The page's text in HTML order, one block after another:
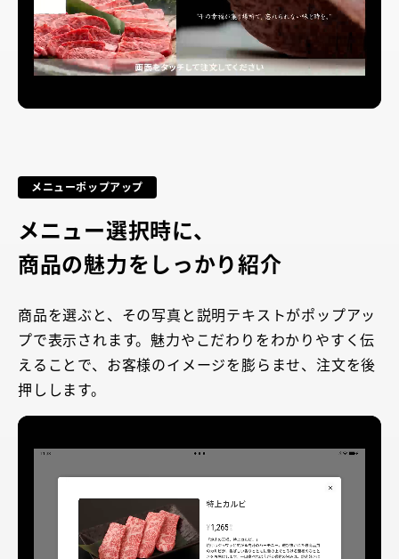
メニューポップアップ
メニュー選択時に、
商品の魅力をしっかり紹介
商品を選ぶと、その写真と説明テキストがポップアッ
プで表示されます。魅力やこだわりをわかりやすく伝
えることで、お客様のイメージを膨らませ、注文を後
押しします。